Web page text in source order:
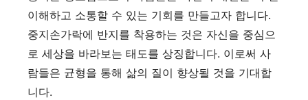
이해하고 소통할 수 있는 기회를 만들고자 합니다.
중지손가락에 반지를 착용하는 것은 자신을 중심으
로 세상을 바라보는 태도를 상징합니다. 이로써 사
람들은 균형을 통해 삶의 질이 향상될 것을 기대합
니다.